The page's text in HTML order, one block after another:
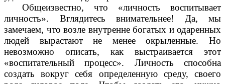
Общеизвестно, что «личность воспитывает
личность». Вглядитесь внимательнее! Да, мы
замечаем, что возле внутренне богатых и одаренных
людей вырастают не менее окрыленные. Но
невозможно описать, как выстраивается этот
«воспитательный процесс». Личность способна
создать вокруг себя определенную среду, своего